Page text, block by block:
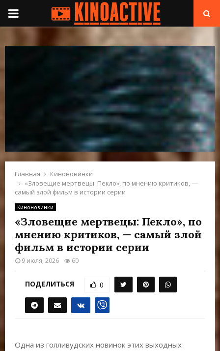
П
Ч
Н
О
М
Главная
Киноновинки
«Зловещие мертвецы: Пекло», по мнению критиков, —
самый злой фильм в истории серии
Киноновинки
«Зловещие мертвецы: Пекло», по
мнению критиков, — самый злой
фильм в истории серии
9 июля, 2026 60
ПОДЕЛИТЬСЯ 0
Одна из голливудских новинок этих выходных